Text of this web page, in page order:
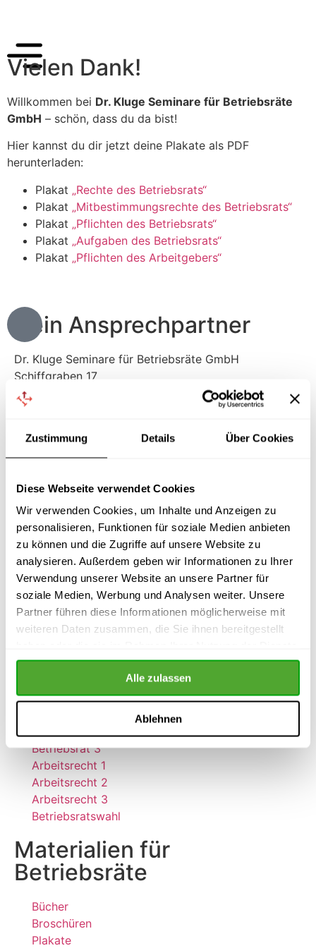
Zustimmung Details Über Cookies
Diese Webseite verwendet Cookies
Wir verwenden Cookies, um Inhalte und Anzeigen zu
personalisieren, Funktionen für soziale Medien anbieten
zu können und die Zugriffe auf unsere Website zu
analysieren. Außerdem geben wir Informationen zu Ihrer
Verwendung unserer Website an unsere Partner für
soziale Medien, Werbung und Analysen weiter. Unsere
Partner führen diese Informationen möglicherweise mit
weiteren Daten zusammen, die Sie ihnen bereitgestellt
gesammelt haben.
Alle zulassen
Ablehnen
Vielen Dank!
Willkommen bei Dr. Kluge Seminare für Betriebsräte
GmbH – schön, dass du da bist!
Hier kannst du dir jetzt deine Plakate als PDF
herunterladen:
Plakat „Rechte des Betriebsrats“
Plakat „Mitbestimmungsrechte des Betriebsrats“
Plakat „Pflichten des Betriebsrats“
Plakat „Aufgaben des Betriebsrats“
Plakat „Pflichten des Arbeitgebers“
Dein Ansprechpartner
Dr. Kluge Seminare für Betriebsräte GmbH
Schiffgraben 17
30159 Hannover
Fax 0511 / 54 39 21 67
Datenschutz
Quick-Links
betriebsrat seminare
betriebsrat inhouse Seminare
betriebsrat webinare
betriebsrat wissen
betriebsrat muster & vorlagen
betriebsrat gründen
Betriebsrat 2
Betriebsrat 3
Arbeitsrecht 1
Arbeitsrecht 2
Arbeitsrecht 3
Betriebsratswahl
Materialien für
Betriebsräte
Bücher
Broschüren
Plakate
Kundenbewertungen und Erfahrungen zu
Dr. Kluge Seminare